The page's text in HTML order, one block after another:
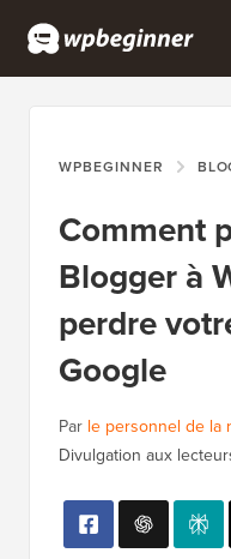
WPBEGINNER
Comment
Blogger à
perdre
Google
Par le personnel de la
Divulgation aux